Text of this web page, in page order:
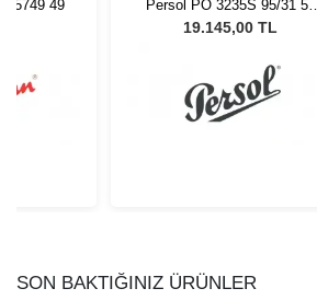
5749 49
Persol PO 3235S 95/31 55
Unisex Güneş Gözlüğü
19.145,00 TL
SON BAKTIĞINIZ ÜRÜNLER